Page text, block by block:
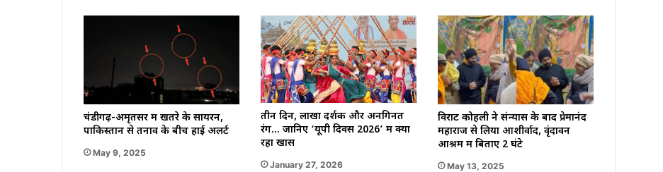
चंडीगढ़-अमृतसर में खतरे के सायरन,
पाकिस्तान से तनाव के बीच हाई अलर्ट
May 9, 2025
तीन दिन, लाखों दर्शक और अनगिनत
रंग… जानिए ‘यूपी दिवस 2026’ में क्या
रहा खास
January 27, 2026
विराट कोहली ने संन्यास के बाद प्रेमानंद
महाराज से लिया आशीर्वाद, वृंदावन
आश्रम में बिताए 2 घंटे
May 13, 2025